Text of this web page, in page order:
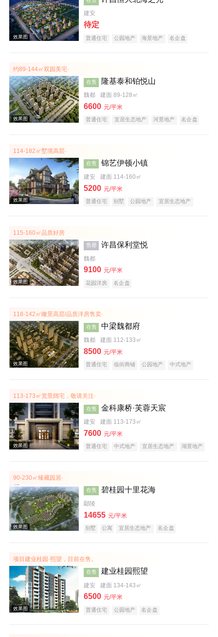
效果图
效果图
效果图
建安
待定
普通住宅 公园地产 海景地产 名企盘
约89-144㎡双园美宅·
效果图
在售 隆基泰和铂悦山
魏都 建面 89-128㎡
6600 元/平米
普通住宅 宜居生态地产 河景地产 名企盘
114-182㎡墅境高层·
在售 锦艺伊顿小镇
建安 建面 114-160㎡
5200 元/平米
普通住宅 别墅 公园地产
宜居生态地产
115-160㎡品质好房
效果图
售罄 许昌保利堂悦
魏都
9100 元/平米
花园洋房 名企盘
118-142㎡瞰景高层/品质洋房售卖·
在售 中梁魏都府
魏都 建面 112-133㎡
8500 元/平米
普通住宅 临街商铺 公园地产
中式地产
113-173㎡宽景阔宅，敬请关注·
在售 金科康桥·芙蓉天宸
建安 建面 113-173㎡
7600 元/平米
普通住宅 中式地产 宜居生态地产
湖景地产
90-230㎡臻藏园居·
在售 碧桂园十里花海
鄢陵
14655 元/平米
别墅 公寓 宜居生态地产 名企盘
项目建业桂园·熙望，目前在售。
在售 建业桂园熙望
建安 建面 134-143㎡
6500 元/平米
普通住宅 公园地产 名企盘